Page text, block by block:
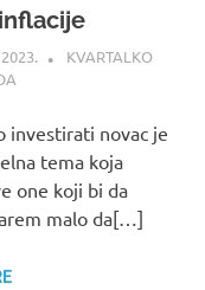
KVARTALKO
investirati novac je
tema koja
one koji bi da
malo da[…]